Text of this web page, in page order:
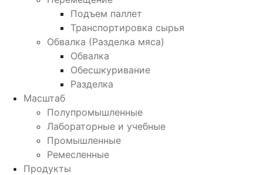
Подъем паллет
Транспортировка сырья
Обвалка (Разделка мяса)
Обвалка
Обесшкуривание
Разделка
Масштаб
Полупромышленные
Лабораторные и учебные
Промышленные
Ремесленные
Продукты